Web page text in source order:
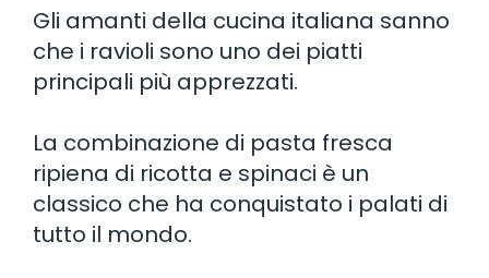
Gli amanti della cucina italiana sanno
che i ravioli sono uno dei piatti
principali più apprezzati.
La combinazione di pasta fresca
ripiena di ricotta e spinaci è un
classico che ha conquistato i palati di
tutto il mondo.